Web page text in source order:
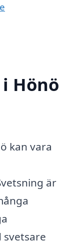
Hönö
kan vara
är